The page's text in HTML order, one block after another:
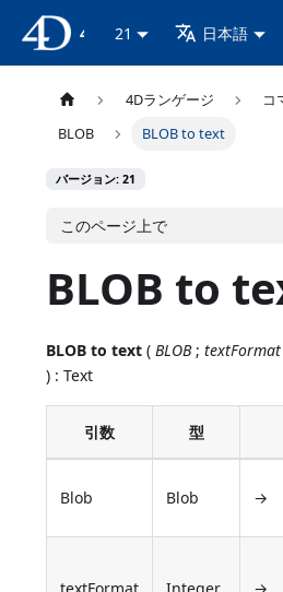
21 日本語
4Dランゲージ
コ
BLOB
BLOB to text
バージョン: 21
このページ上で
BLOB to
BLOB to text (BLOB;textFormat
) : Text
引数 型
Blob Blob →